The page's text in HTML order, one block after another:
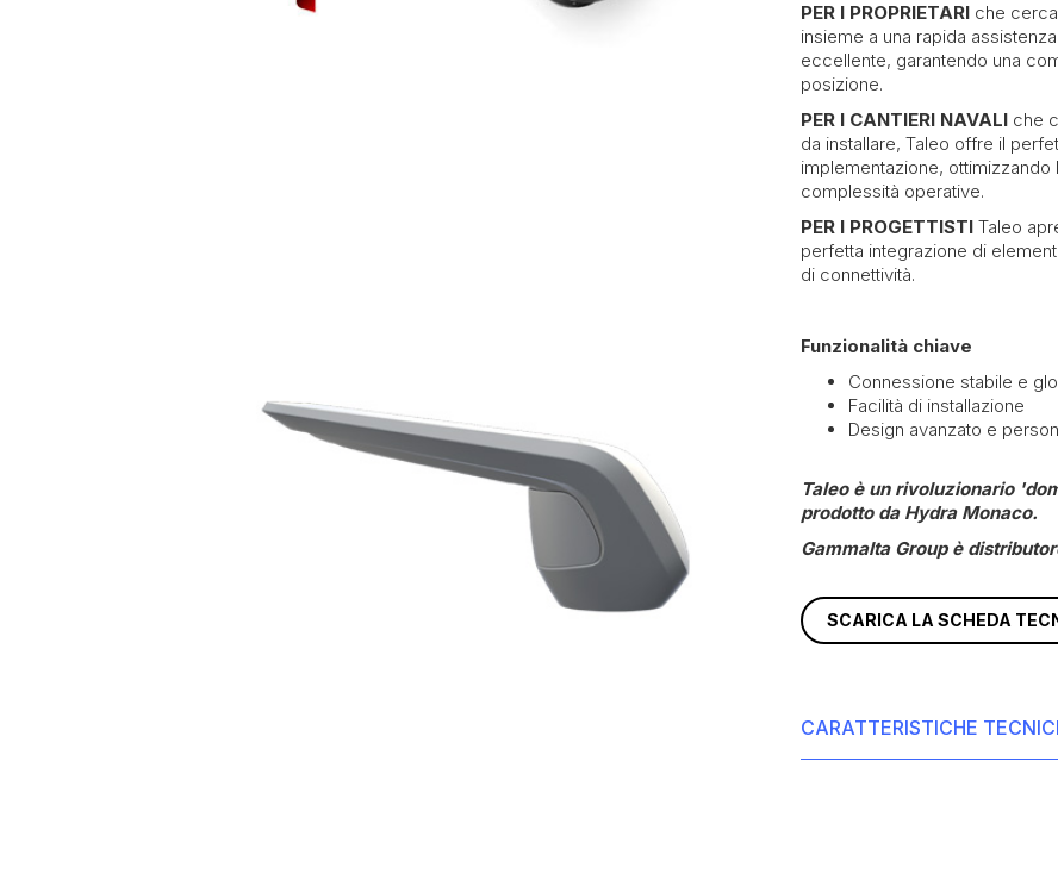
PER I PROPRIETARI che
insieme a una rapida
eccellente, garantendo una
posizione.
PER I CANTIERI NAVALI che
da installare, Taleo offre il
implementazione,
complessità operative.
PER I PROGETTISTI Taleo
perfetta integrazione di
di connettività.
Funzionalità chiave
Connessione stabile e
Facilità di installazione
Design avanzato e
Taleo è un rivoluzionario
prodotto da Hydra Monaco.
Gammalta Group è
SCARICA LA SCHEDA
CARATTERISTICHE